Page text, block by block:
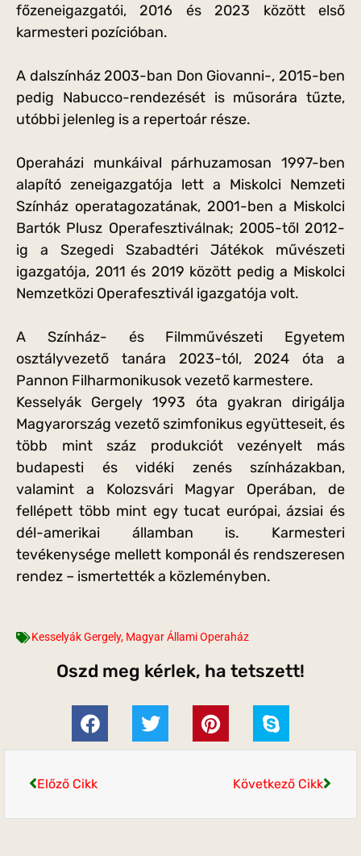
főzeneigazgatói, 2016 és 2023 között első
karmesteri pozícióban.
A dalszínház 2003-ban Don Giovanni-, 2015-ben
pedig Nabucco-rendezését is műsorára tűzte,
utóbbi jelenleg is a repertoár része.
Operaházi munkáival párhuzamosan 1997-ben
alapító zeneigazgatója lett a Miskolci Nemzeti
Színház operatagozatának, 2001-ben a Miskolci
Bartók Plusz Operafesztiválnak; 2005-től 2012-
ig a Szegedi Szabadtéri Játékok művészeti
igazgatója, 2011 és 2019 között pedig a Miskolci
Nemzetközi Operafesztivál igazgatója volt.
A Színház- és Filmművészeti Egyetem
osztályvezető tanára 2023-tól, 2024 óta a
Pannon Filharmonikusok vezető karmestere.
Kesselyák Gergely 1993 óta gyakran dirigálja
Magyarország vezető szimfonikus együtteseit, és
több mint száz produkciót vezényelt más
budapesti és vidéki zenés színházakban,
valamint a Kolozsvári Magyar Operában, de
fellépett több mint egy tucat európai, ázsiai és
dél-amerikai államban is. Karmesteri
tevékenysége mellett komponál és rendszeresen
rendez – ismertették a közleményben.
Kesselyák Gergely, Magyar Állami Operaház
Oszd meg kérlek, ha tetszett!
Előző Cikk Következő Cikk